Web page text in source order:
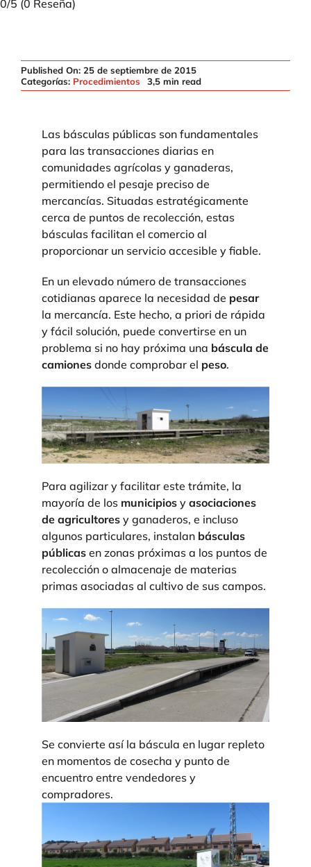
0/5 (0 Reseña)
Published On: 25 de septiembre de 2015
Categorías: Procedimientos 3,5 min read
Las básculas públicas son fundamentales
para las transacciones diarias en
comunidades agrícolas y ganaderas,
permitiendo el pesaje preciso de
mercancías. Situadas estratégicamente
cerca de puntos de recolección, estas
básculas facilitan el comercio al
proporcionar un servicio accesible y fiable.
En un elevado número de transacciones
cotidianas aparece la necesidad de pesar
la mercancía. Este hecho, a priori de rápida
y fácil solución, puede convertirse en un
problema si no hay próxima una báscula de
camionesdonde comprobar el peso.
Para agilizar y facilitar este trámite, la
mayoría de los municipiosy asociaciones
de agricultoresy ganaderos, e incluso
algunos particulares, instalan básculas
públicasen zonas próximas a los puntos de
recolección o almacenaje de materias
primas asociadas al cultivo de sus campos.
Se convierte así la báscula en lugar repleto
en momentos de cosecha y punto de
encuentro entre vendedores y
compradores.